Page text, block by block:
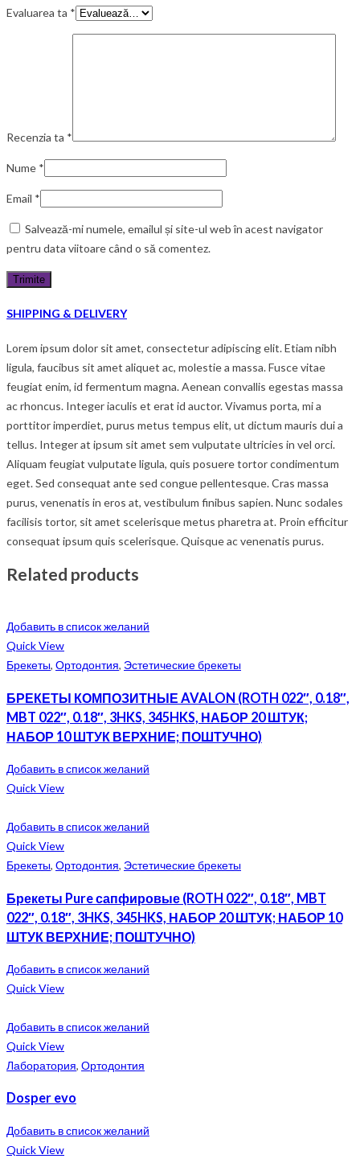
Evaluarea ta *
Recenzia ta *
Nume *
Email *
Salvează-mi numele, emailul și site-ul web în acest navigator
pentru data viitoare când o să comentez.
SHIPPING & DELIVERY
Lorem ipsum dolor sit amet, consectetur adipiscing elit. Etiam nibh
ligula, faucibus sit amet aliquet ac, molestie a massa. Fusce vitae
feugiat enim, id fermentum magna. Aenean convallis egestas massa
ac rhoncus. Integer iaculis et erat id auctor. Vivamus porta, mi a
porttitor imperdiet, purus metus tempus elit, ut dictum mauris dui a
tellus. Integer at ipsum sit amet sem vulputate ultricies in vel orci.
Aliquam feugiat vulputate ligula, quis posuere tortor condimentum
eget. Sed consequat ante sed congue pellentesque. Cras massa
purus, venenatis in eros at, vestibulum finibus sapien. Nunc sodales
facilisis tortor, sit amet scelerisque metus pharetra at. Proin efficitur
consequat ipsum quis scelerisque. Quisque ac venenatis purus.
Related products
Добавить в список желаний
Quick View
Брекеты, Ортодонтия, Эстетические брекеты
БРЕКЕТЫ КОМПОЗИТНЫЕ AVALON (ROTH 022″, 0.18″,
MBT 022″, 0.18″, 3HKS, 345HKS, НАБОР 20 ШТУК;
НАБОР 10 ШТУК ВЕРХНИЕ; ПОШТУЧНО)
Добавить в список желаний
Quick View
Добавить в список желаний
Quick View
Брекеты, Ортодонтия, Эстетические брекеты
Брекеты Pure сапфировые (ROTH 022″, 0.18″, MBT
022″, 0.18″, 3HKS, 345HKS, НАБОР 20 ШТУК; НАБОР 10
ШТУК ВЕРХНИЕ; ПОШТУЧНО)
Добавить в список желаний
Quick View
Добавить в список желаний
Quick View
Лаборатория, Ортодонтия
Dosper evo
Добавить в список желаний
Quick View